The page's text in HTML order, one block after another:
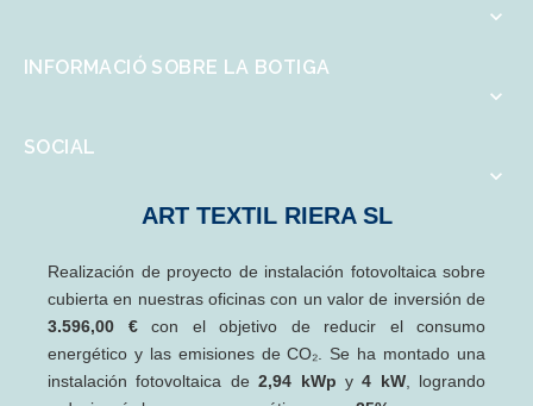

INFORMACIÓ SOBRE LA BOTIGA

SOCIAL

ART TEXTIL RIERA SL
Realización de proyecto de instalación fotovoltaica sobre
cubierta en nuestras oficinas con un valor de inversión de
3.596,00 €con el objetivo de reducir el consumo
energético y las emisiones de CO₂. Se ha montado una
instalación fotovoltaica de2,94 kWp y4 kW, logrando